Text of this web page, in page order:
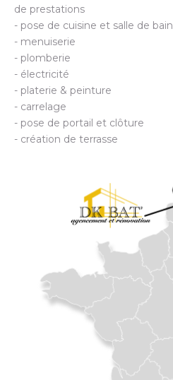
de prestations
- pose de cuisine et salle de bain
- menuiserie
- plomberie
- électricité
- platerie & peinture
- carrelage
- pose de portail et clôture
- création de terrasse